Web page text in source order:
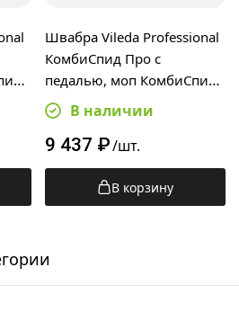
Швабра Vileda Professional
КомбиСпид Про с
педалью, моп КомбиСпид
Трио 50см,
телескопическая ручка 50-
90см
В наличии
9 437 ₽/шт.
В корзину